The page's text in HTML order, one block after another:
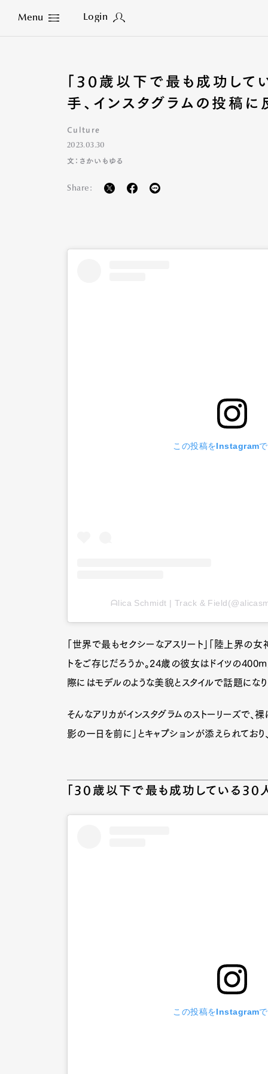
Menu Login
Close
「30歳以下で最も成功し
手、インスタグラムの投稿に
Culture
2023.03.30
文：さかいもゆる
Share:
この投稿をInstagram
ᗩlica Ѕchmidt | Track &
「世界で最もセクシーなアスリート」「陸上界の女
トをご存じだろうか。24歳の彼女はドイツの
際にはモデルのような美貌とスタイルで話題にな
そんなアリカがインスタグラムのストーリーズで、
影の一日を前に」とキャプションが添えられてお
「30歳以下で最も成功している30
この投稿をInstagram